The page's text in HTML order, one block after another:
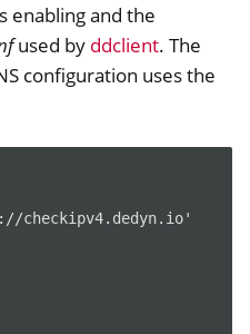
enabling and the
used by ddclient. The
configuration uses the
checkipv4.dedyn.io'